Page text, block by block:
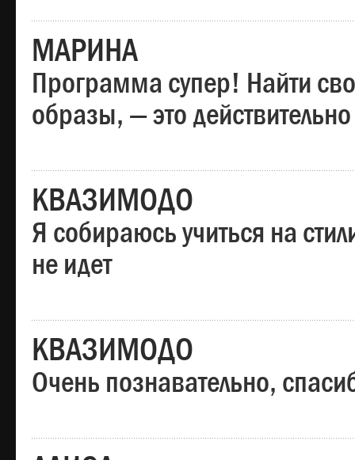
МАРИНА
Программа супер! Найти
образы, — это
КВАЗИМОДО
Я собираюсь учиться на
не идет
КВАЗИМОДО
Очень познавательно,